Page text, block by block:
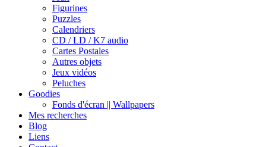
Figurines
Puzzles
Calendriers
CD / LD / K7 audio
Cartes Postales
Autres objets
Jeux vidéos
Peluches
Goodies
Fonds d'écran || Wallpapers
Mes recherches
Blog
Liens